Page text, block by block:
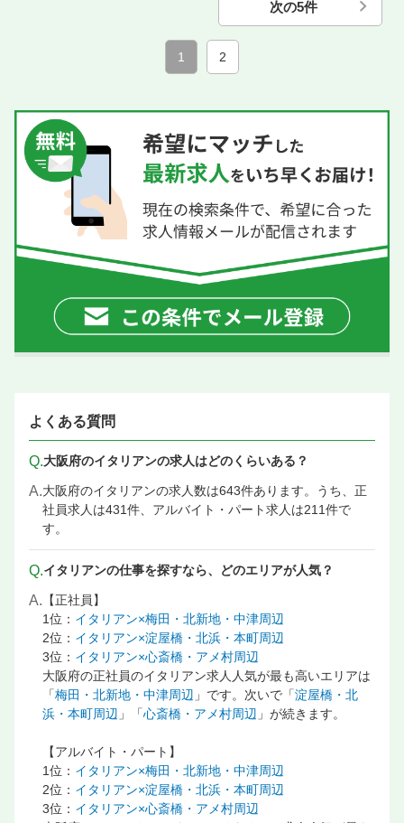
次の5件
1 2
よくある質問
Q.大阪府のイタリアンの求人はどのくらいある？
A.大阪府のイタリアンの求人数は643件あります。うち、正
社員求人は431件、アルバイト・パート求人は211件で
す。
Q.イタリアンの仕事を探すなら、どのエリアが人気？
A. 【正社員】
1位： イタリアン×梅田・北新地・中津周辺
2位： イタリアン×淀屋橋・北浜・本町周辺
3位： イタリアン×心斎橋・アメ村周辺
大阪府の正社員のイタリアン求人人気が最も高いエリアは
「梅田・北新地・中津周辺 」です。次いで「淀屋橋・北
浜・本町周辺 」「心斎橋・アメ村周辺 」が続きます。
【アルバイト・パート】
1位： イタリアン×梅田・北新地・中津周辺
2位： イタリアン×淀屋橋・北浜・本町周辺
3位： イタリアン×心斎橋・アメ村周辺